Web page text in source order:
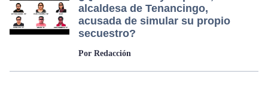
alcaldesa de Tenancingo,
acusada de simular su propio
secuestro?
Por Redacción